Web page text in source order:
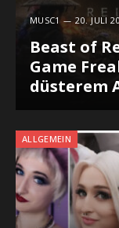
MUSC1 20. JULI
Beast of
Game
düsterem
ALLGEMEIN